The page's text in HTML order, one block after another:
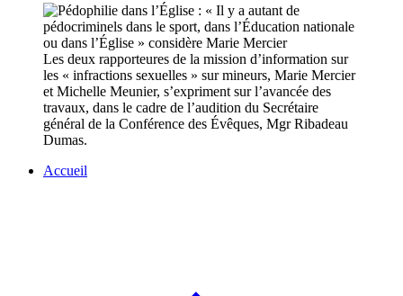
Les deux rapporteures de la mission d’information sur
les « infractions sexuelles » sur mineurs, Marie Mercier
et Michelle Meunier, s’expriment sur l’avancée des
travaux, dans le cadre de l’audition du Secrétaire
général de la Conférence des Évêques, Mgr Ribadeau
Dumas.
Accueil